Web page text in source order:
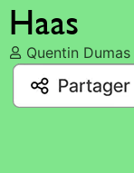
Haas
Quentin Dumas